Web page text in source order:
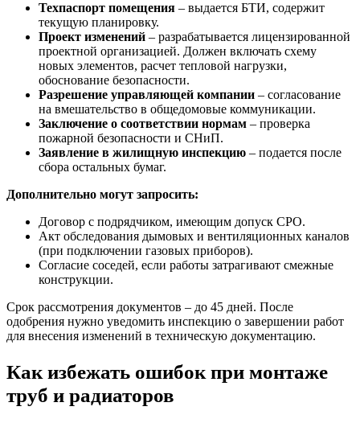
Техпаспорт помещения – выдается БТИ, содержит
текущую планировку.
Проект изменений – разрабатывается лицензированной
проектной организацией. Должен включать схему
новых элементов, расчет тепловой нагрузки,
обоснование безопасности.
Разрешение управляющей компании – согласование
на вмешательство в общедомовые коммуникации.
Заключение о соответствии нормам – проверка
пожарной безопасности и СНиП.
Заявление в жилищную инспекцию – подается после
сбора остальных бумаг.
Дополнительно могут запросить:
Договор с подрядчиком, имеющим допуск СРО.
Акт обследования дымовых и вентиляционных каналов
(при подключении газовых приборов).
Согласие соседей, если работы затрагивают смежные
конструкции.
Срок рассмотрения документов – до 45 дней. После
одобрения нужно уведомить инспекцию о завершении работ
для внесения изменений в техническую документацию.
Как избежать ошибок при монтаже
труб и радиаторов